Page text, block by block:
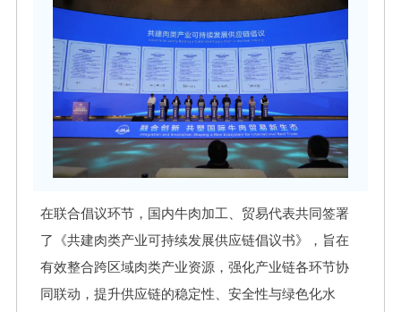
在联合倡议环节，国内牛肉加工、贸易代表共同签署
了《共建肉类产业可持续发展供应链倡议书》，旨在
有效整合跨区域肉类产业资源，强化产业链各环节协
同联动，提升供应链的稳定性、安全性与绿色化水